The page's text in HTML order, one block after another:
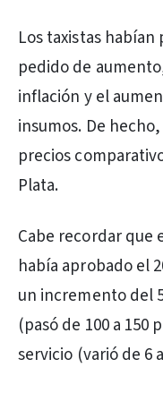
Los taxistas
pedido de
inflación y el
insumos. De
precios
Plata.
Cabe recordar que
había aprobado el
un incremento del
(pasó de 100 a 150
servicio (varió de 6